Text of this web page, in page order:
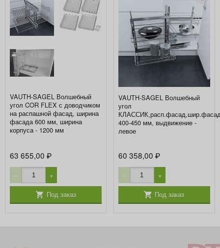
VAUTH-SAGEL Волшебный
угол COR FLEX с доводчиком
на распашной фасад, ширина
фасада 600 мм, ширина
корпуса - 1200 мм
63 655,00₽
− +
Под заказ
VAUTH-SAGEL Волшебный
угол
400-450 мм, выдвижение -
левое
60 358,00 ₽
− +
Под заказ